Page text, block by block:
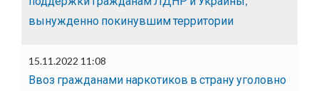
вынужденно покинувшим территории
15.11.2022 11:08
Ввоз гражданами наркотиков в страну уголовно